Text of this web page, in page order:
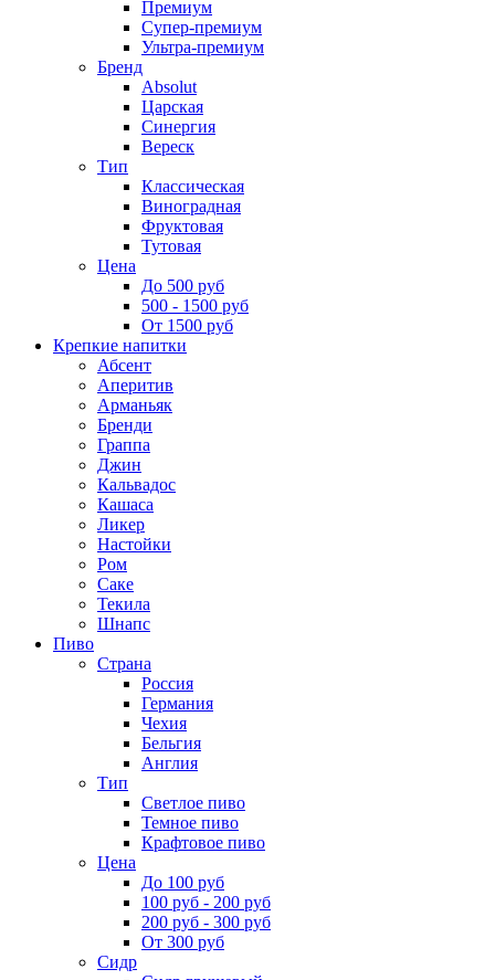
Премиум
Супер-премиум
Ультра-премиум
Бренд
Absolut
Царская
Синергия
Вереск
Тип
Классическая
Виноградная
Фруктовая
Тутовая
Цена
До 500 руб
500 - 1500 руб
От 1500 руб
Крепкие напитки
Абсент
Аперитив
Арманьяк
Бренди
Граппа
Джин
Кальвадос
Кашаса
Ликер
Настойки
Ром
Саке
Текила
Шнапс
Пиво
Страна
Россия
Германия
Чехия
Бельгия
Англия
Тип
Светлое пиво
Темное пиво
Крафтовое пиво
Цена
До 100 руб
100 руб - 200 руб
200 руб - 300 руб
От 300 руб
Сидр